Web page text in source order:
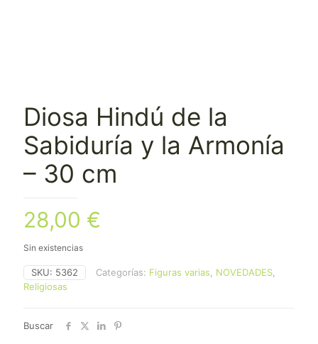
Diosa Hindú de la
Sabiduría y la Armonía
– 30 cm
28,00 €
Sin existencias
SKU: 5362 Categorías: Figuras varias NOVEDADES
Religiosas
Buscar